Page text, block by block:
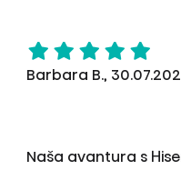
Barbara B.,
Naša avantura s